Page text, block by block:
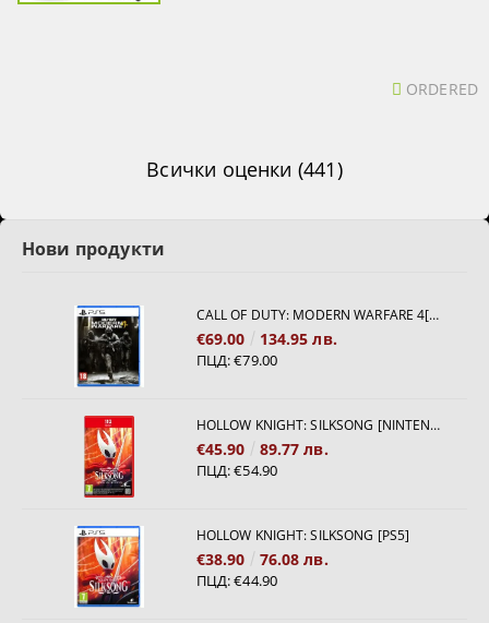
ORDERED
Всички оценки (441)
Нови продукти
CALL OF DUTY: MODERN WARFARE 4[PS5]
€69.00 134.95 лв.
ПЦД:€79.00
HOLLOW KNIGHT: SILKSONG [NINTENDO SWITCH 2]
€45.90 89.77 лв.
ПЦД:€54.90
HOLLOW KNIGHT: SILKSONG [PS5]
€38.90 76.08 лв.
ПЦД:€44.90